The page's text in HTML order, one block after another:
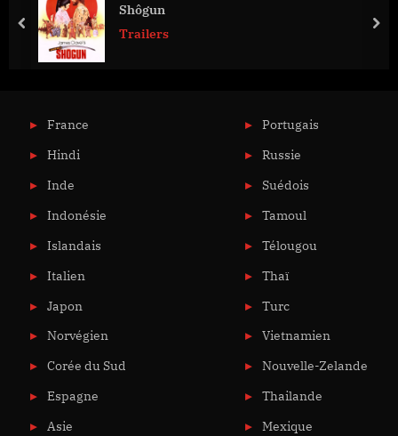
Shôgun
Trailers
prev
France
Hindi
Inde
Indonésie
Islandais
Italien
Japon
Norvégien
Corée du Sud
Espagne
Asie
Portugais
Russie
Suédois
Tamoul
Télougou
Thaï
Turc
Vietnamien
Nouvelle-Zelande
Thailande
Mexique